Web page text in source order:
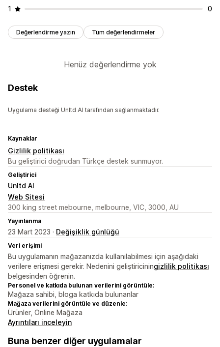
1 0
Değerlendirme yazın Tüm değerlendirmeler
Henüz değerlendirme yok
Destek
Uygulama desteği Unltd AI tarafından sağlanmaktadır.
Kaynaklar
Gizlilik politikası
Bu geliştirici doğrudan Türkçe destek sunmuyor.
Geliştirici
Unltd AI
Web Sitesi
300 king street mebourne, melbourne, VIC, 3000, AU
Yayınlanma
23 Mart 2023 · Değişiklik günlüğü
Veri erişimi
Bu uygulamanın mağazanızda kullanılabilmesi için aşağıdaki
verilere erişmesi gerekir. Nedenini geliştiriciningizlilik politikası
belgesinden öğrenin.
Personel ve katkıda bulunan verilerini görüntüle:
Mağaza sahibi, bloga katkıda bulunanlar
Mağaza verilerini görüntüle ve düzenle:
Ürünler, Online Mağaza
Ayrıntıları inceleyin
Buna benzer diğer uygulamalar